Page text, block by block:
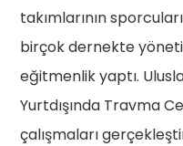
takımlarının
birçok dernekte
eğitmenlik yaptı.
Yurtdışında Travma
çalışmaları